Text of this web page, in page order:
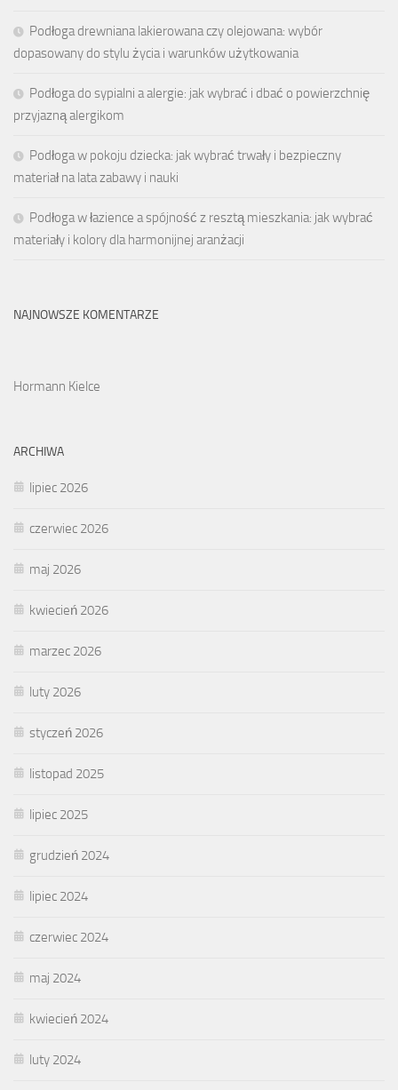
Podłoga drewniana lakierowana czy olejowana: wybór
dopasowany do stylu życia i warunków użytkowania
Podłoga do sypialni a alergie: jak wybrać i dbać o powierzchnię
przyjazną alergikom
Podłoga w pokoju dziecka: jak wybrać trwały i bezpieczny
materiał na lata zabawy i nauki
Podłoga w łazience a spójność z resztą mieszkania: jak wybrać
materiały i kolory dla harmonijnej aranżacji
NAJNOWSZE KOMENTARZE
Hormann Kielce
ARCHIWA
lipiec 2026
czerwiec 2026
maj 2026
kwiecień 2026
marzec 2026
luty 2026
styczeń 2026
listopad 2025
lipiec 2025
grudzień 2024
lipiec 2024
czerwiec 2024
maj 2024
kwiecień 2024
luty 2024